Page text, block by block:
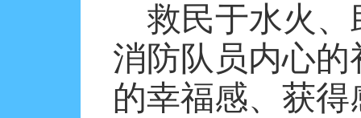
救民于水火
消防队员内心
的幸福感、获